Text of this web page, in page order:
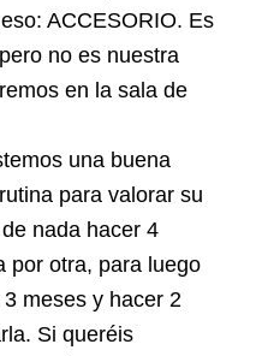
ACCESORIO. Es
no es nuestra
en la sala de
una buena
para valorar su
nada hacer 4
por otra, para luego
meses y hacer 2
Si queréis